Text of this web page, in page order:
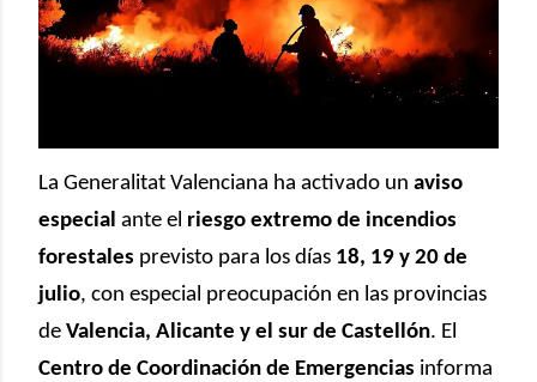
La Generalitat Valenciana ha activado un aviso
especial ante el riesgo extremo de incendios
forestales previsto para los días 18, 19 y 20 de
julio, con especial preocupación en las provincias
de Valencia, Alicante y el sur de Castellón. El
Centro de Coordinación de Emergencias informa